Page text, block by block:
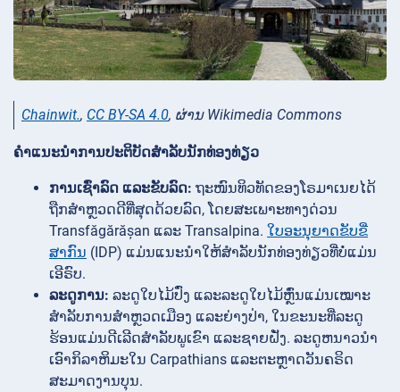
Chainwit., CC BY-SA 4.0, ຜ່ານ Wikimedia Commons
ຄໍາແນະນໍາການປະຕິບັດສໍາລັບນັກທ່ອງທ່ຽວ
ການເຊົ່າລົດ ແລະຂັບລົດ: ຖະໜົນທິວທັດຂອງໂຣມາເນຍໄດ້
ຖືກສຳຫຼວດດີທີ່ສຸດດ້ວຍລົດ, ໂດຍສະເພາະທາງດ່ວນ
Transfăgărășan ແລະ Transalpina. ໃບອະນຸຍາດຂັບຂີ່
ສາກົນ (IDP) ແມ່ນແນະນໍາໃຫ້ສໍາລັບນັກທ່ອງທ່ຽວທີ່ບໍ່ແມ່ນ
ເອີຣົບ.
ລະດູການ: ລະດູໃບໄມ້ປົ່ງ ແລະລະດູໃບໄມ້ຫຼົ່ນແມ່ນເໝາະ
ສຳລັບການສຳຫຼວດເມືອງ ແລະຍ່າງປ່າ, ໃນຂະນະທີ່ລະດູ
ຮ້ອນແມ່ນດີເລີດສຳລັບພູເຂົາ ແລະຊາຍຝັ່ງ. ລະດູຫນາວນໍາ
ເອົາກິລາຫິມະໃນ Carpathians ແລະຕະຫຼາດວັນຄຣິດ
ສະມາດງານບຸນ.